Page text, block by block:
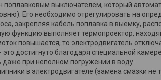
выключателем, который
Его необходимо отрегулировать на
закрепляя кабель поплавка в выемку,
функцию выполняет термопроектор,
повышается, то электродвигатель
достигнуто благодаря специальной
даже при неполном погружении в воду.
в электродвигателе (замена смазки не